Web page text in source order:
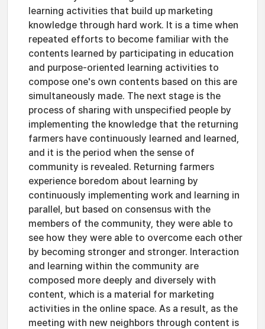
learning activities that build up marketing
knowledge through hard work. It is a time when
repeated efforts to become familiar with the
contents learned by participating in education
and purpose-oriented learning activities to
compose one's own contents based on this are
simultaneously made. The next stage is the
process of sharing with unspecified people by
implementing the knowledge that the returning
farmers have continuously learned and learned,
and it is the period when the sense of
community is revealed. Returning farmers
experience boredom about learning by
continuously implementing work and learning in
parallel, but based on consensus with the
members of the community, they were able to
see how they were able to overcome each other
by becoming stronger and stronger. Interaction
and learning within the community are
composed more deeply and diversely with
content, which is a material for marketing
activities in the online space. As a result, as the
meeting with new neighbors through content is